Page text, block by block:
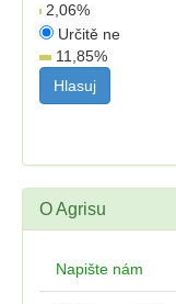
2,06%
Určitě ne
11,85%
O Agrisu
Napište nám